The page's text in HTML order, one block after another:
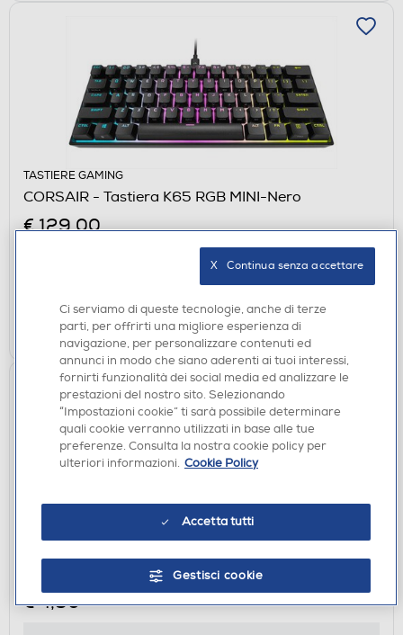
TASTIERE GAMING
CORSAIR - Tastiera K65 RGB MINI-Nero
€ 129,00
Ritiro in negozio in 30' gratuito:verifica
AGGIUNGI
X-JOY DISTRIBUTION - DOTS HDMI STANDARD
€ 4,90
Ci serviamo di queste tecnologie, anche di terze
parti, per offrirti una migliore esperienza di
navigazione, per personalizzare contenuti ed
annunci in modo che siano aderenti ai tuoi interessi,
fornirti funzionalità dei social media ed analizzare le
prestazioni del nostro sito. Selezionando
“Impostazioni cookie” ti sarà possibile determinare
quali cookie verranno utilizzati in base alle tue
preferenze. Consulta la nostra cookie policy per
ulteriori informazioni. Cookie Policy
Accetta tutti
Gestisci cookie
X   Continua senza accettare